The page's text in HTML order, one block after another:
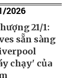
2026
21/1:
sẵn sàng
chạy' của